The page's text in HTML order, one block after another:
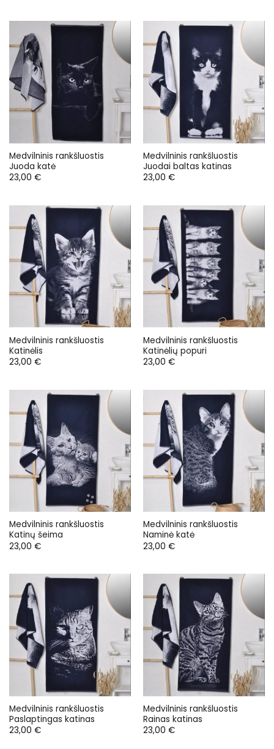
Medvilninis rankšluostis
Juoda katė
23,00 €
Medvilninis rankšluostis
Juodai baltas katinas
23,00 €
Medvilninis rankšluostis
Katinėlis
23,00 €
Medvilninis rankšluostis
Katinėlių popuri
23,00 €
Medvilninis rankšluostis
Katinų šeima
23,00 €
Medvilninis rankšluostis
Naminė katė
23,00 €
Medvilninis rankšluostis
Paslaptingas katinas
23,00 €
Medvilninis rankšluostis
Rainas katinas
23,00 €